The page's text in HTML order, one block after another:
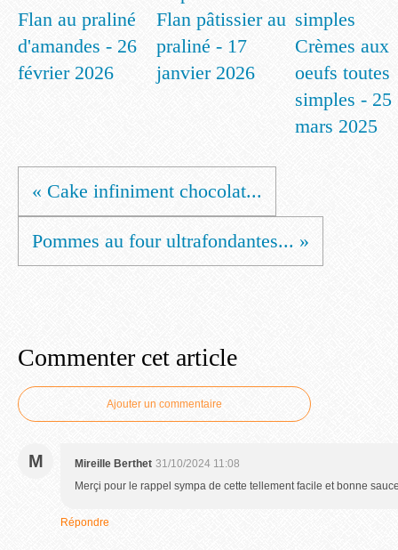
Flan au praliné
d'amandes - 26
février 2026
Flan pâtissier au
praliné - 17
janvier 2026
Crèmes aux
oeufs toutes
simples - 25
mars 2025
« Cake infiniment chocolat...
Pommes au four ultrafondantes... »
Commenter cet article
Ajouter un commentaire
M Mireille Berthet 31/10/2024 11:08
Merçi pour le rappel sympa de cette tellement facile et bonne
Répondre